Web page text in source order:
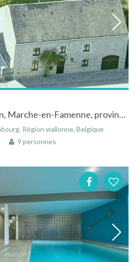
La Citaudine (Humain, Marche-en-Famenne, province luxembourg Belgique )
Région wallonne, Belgique
9 personnes